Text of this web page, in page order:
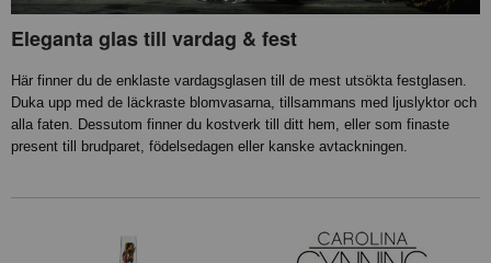
Eleganta glas till vardag & fest
Här finner du de enklaste vardagsglasen till de mest utsökta festglasen.
Duka upp med de läckraste blomvasarna, tillsammans med ljuslyktor och
alla faten. Dessutom finner du kostverk till ditt hem, eller som finaste
present till brudparet, födelsedagen eller kanske avtackningen.